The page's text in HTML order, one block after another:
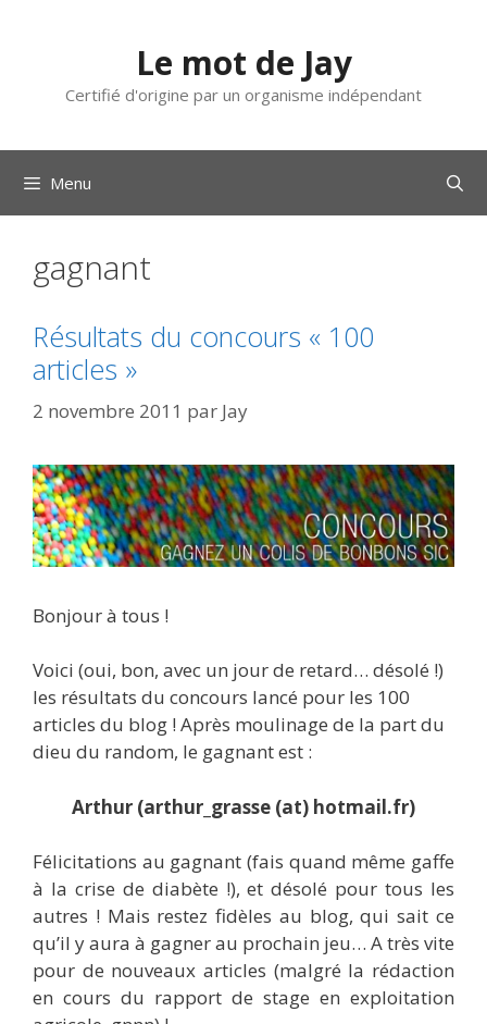
Le mot de Jay
Certifié d'origine par un organisme indépendant
Menu
gagnant
Résultats du concours « 100
articles »
2 novembre 2011 par Jay
Bonjour à tous !
Voici (oui, bon, avec un jour de retard… désolé !)
les résultats du concours lancé pour les 100
articles du blog ! Après moulinage de la part du
dieu du random, le gagnant est :
Arthur (arthur_grasse (at) hotmail.fr)
Félicitations au gagnant (fais quand même gaffe
à la crise de diabète !), et désolé pour tous les
autres ! Mais restez fidèles au blog, qui sait ce
qu’il y aura à gagner au prochain jeu… A très vite
pour de nouveaux articles (malgré la rédaction
en cours du rapport de stage en exploitation